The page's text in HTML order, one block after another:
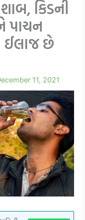
કિડની
પાચન
ઈલાજ છે
11, 2021